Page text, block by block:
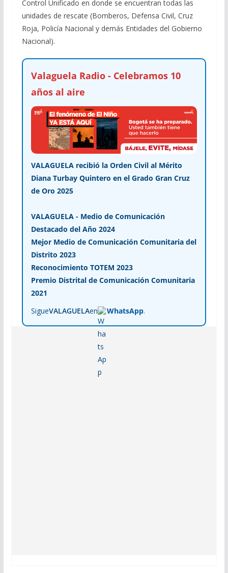
Control Unificado en donde se encuentran todas las
unidades de rescate (Bomberos, Defensa Civil, Cruz
Roja, Policía Nacional y demás Entidades del Gobierno
Nacional).
Valaguela Radio - Celebramos 10
años al aire
VALAGUELA recibió la Orden Civil al Mérito
Diana Turbay Quintero en el Grado Gran Cruz
de Oro 2025
VALAGUELA - Medio de Comunicación
Destacado del Año 2024
Mejor Medio de Comunicación Comunitaria del
Distrito 2023
Reconocimiento TOTEM 2023
Premio Distrital de Comunicación Comunitaria
2021
SigueVALAGUELAen WhatsApp.